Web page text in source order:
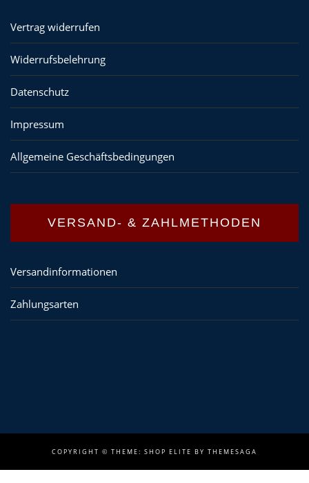
Vertrag widerrufen
Widerrufsbelehrung
Datenschutz
Impressum
Allgemeine Geschäftsbedingungen
VERSAND- & ZAHLMETHODEN
Versandinformationen
Zahlungsarten
COPYRIGHT © THEME: SHOP ELITE BY THEMESAGA